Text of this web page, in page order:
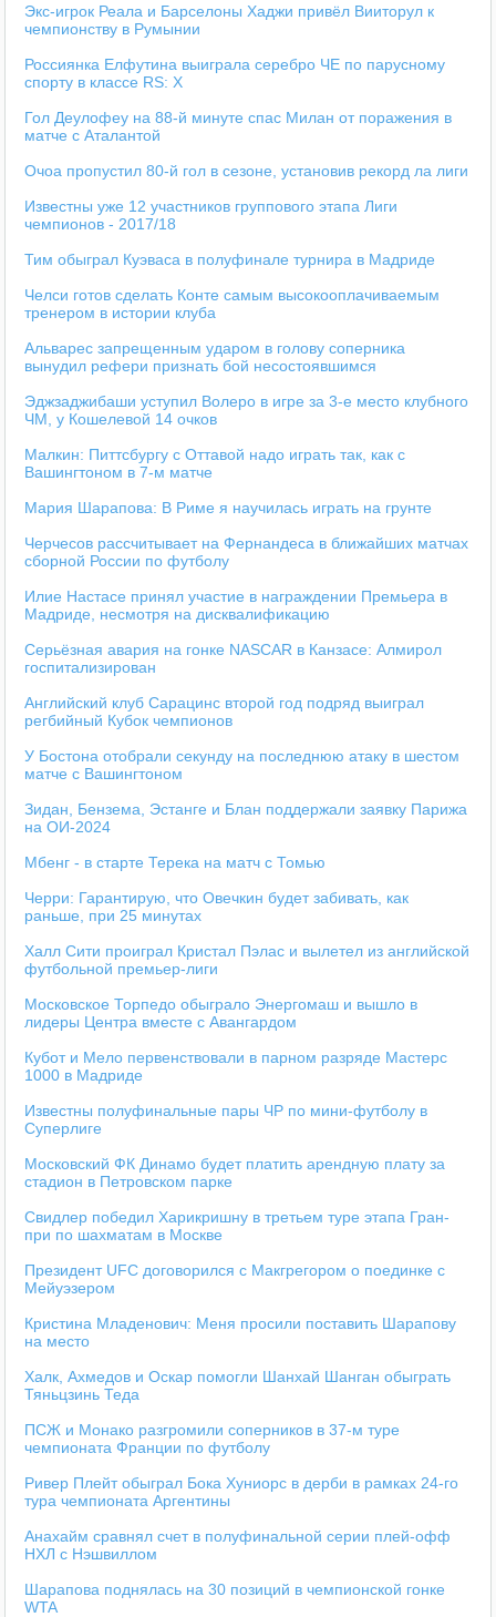
Экс-игрок Реала и Барселоны Хаджи привёл Вииторул к
чемпионству в Румынии
Россиянка Елфутина выиграла серебро ЧЕ по парусному
спорту в классе RS: X
Гол Деулофеу на 88-й минуте спас Милан от поражения в
матче с Аталантой
Очоа пропустил 80-й гол в сезоне, установив рекорд ла лиги
Известны уже 12 участников группового этапа Лиги
чемпионов - 2017/18
Тим обыграл Куэваса в полуфинале турнира в Мадриде
Челси готов сделать Конте самым высокооплачиваемым
тренером в истории клуба
Альварес запрещенным ударом в голову соперника
вынудил рефери признать бой несостоявшимся
Эджзаджибаши уступил Волеро в игре за 3-е место клубного
ЧМ, у Кошелевой 14 очков
Малкин: Питтсбургу с Оттавой надо играть так, как с
Вашингтоном в 7-м матче
Мария Шарапова: В Риме я научилась играть на грунте
Черчесов рассчитывает на Фернандеса в ближайших матчах
сборной России по футболу
Илие Настасе принял участие в награждении Премьера в
Мадриде, несмотря на дисквалификацию
Серьёзная авария на гонке NASCAR в Канзасе: Алмирол
госпитализирован
Английский клуб Сарацинс второй год подряд выиграл
регбийный Кубок чемпионов
У Бостона отобрали секунду на последнюю атаку в шестом
матче с Вашингтоном
Зидан, Бензема, Эстанге и Блан поддержали заявку Парижа
на ОИ-2024
Мбенг - в старте Терека на матч с Томью
Черри: Гарантирую, что Овечкин будет забивать, как
раньше, при 25 минутах
Халл Сити проиграл Кристал Пэлас и вылетел из английской
футбольной премьер-лиги
Московское Торпедо обыграло Энергомаш и вышло в
лидеры Центра вместе с Авангардом
Кубот и Мело первенствовали в парном разряде Мастерс
1000 в Мадриде
Известны полуфинальные пары ЧР по мини-футболу в
Суперлиге
Московский ФК Динамо будет платить арендную плату за
стадион в Петровском парке
Свидлер победил Харикришну в третьем туре этапа Гран-
при по шахматам в Москве
Президент UFC договорился с Макгрегором о поединке с
Мейуэзером
Кристина Младенович: Меня просили поставить Шарапову
на место
Халк, Ахмедов и Оскар помогли Шанхай Шанган обыграть
Тяньцзинь Теда
ПСЖ и Монако разгромили соперников в 37-м туре
чемпионата Франции по футболу
Ривер Плейт обыграл Бока Хуниорс в дерби в рамках 24-го
тура чемпионата Аргентины
Анахайм сравнял счет в полуфинальной серии плей-офф
НХЛ с Нэшвиллом
Шарапова поднялась на 30 позиций в чемпионской гонке
WTA